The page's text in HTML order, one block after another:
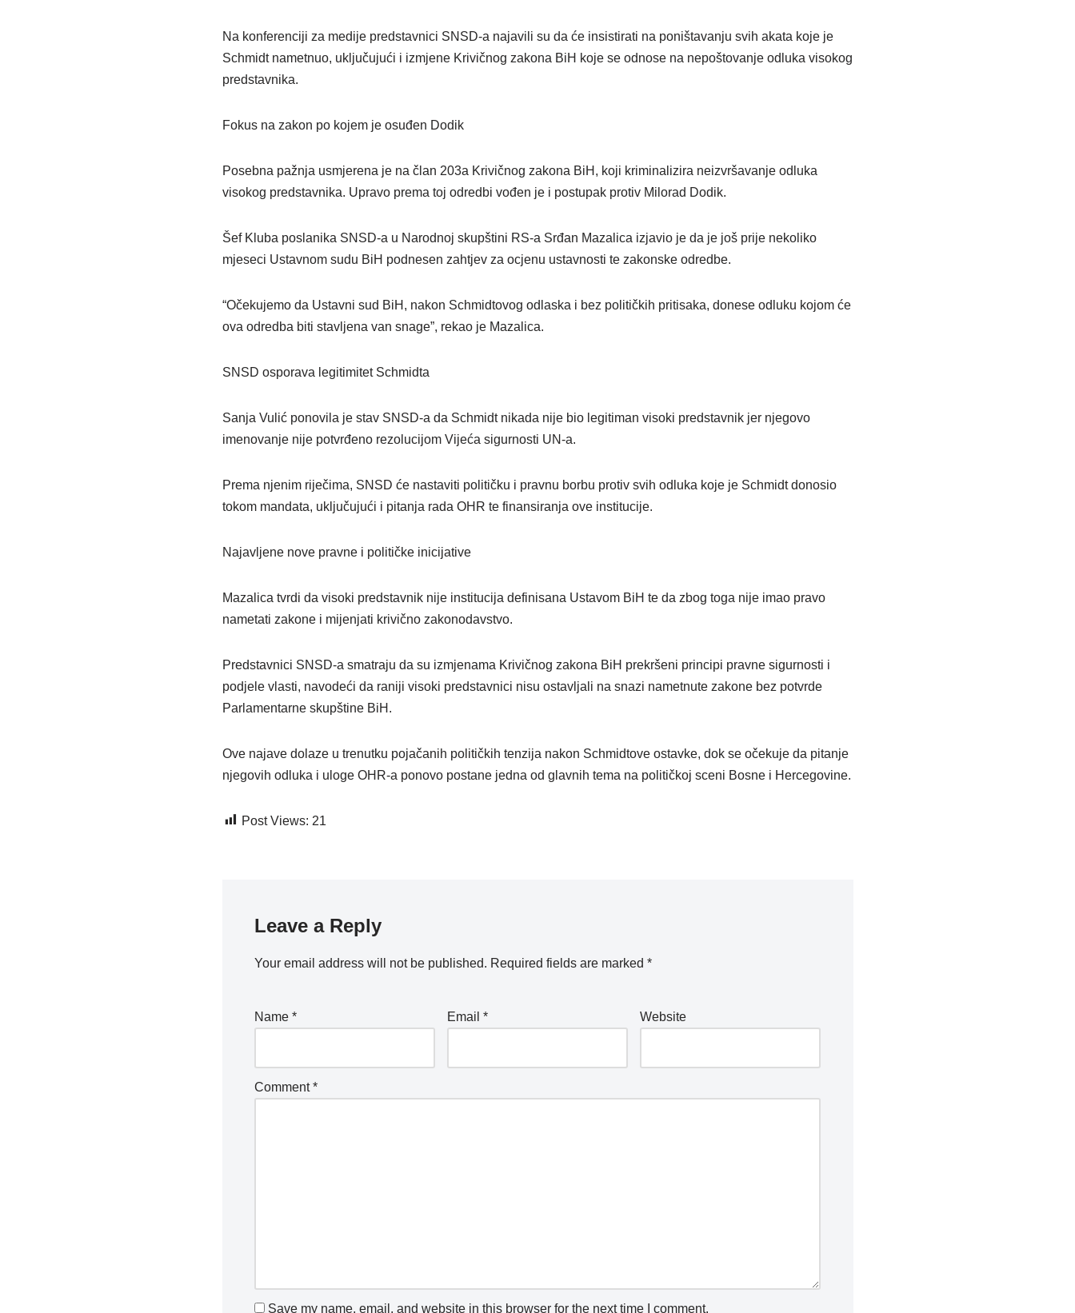
Na konferenciji za medije predstavnici SNSD-a najavili su da će insistirati na poništavanju svih akata koje je
Schmidt nametnuo, uključujući i izmjene Krivičnog zakona BiH koje se odnose na nepoštovanje odluka visokog
predstavnika.
Fokus na zakon po kojem je osuđen Dodik
Posebna pažnja usmjerena je na član 203a Krivičnog zakona BiH, koji kriminalizira neizvršavanje odluka
visokog predstavnika. Upravo prema toj odredbi vođen je i postupak protiv Milorad Dodik.
Šef Kluba poslanika SNSD-a u Narodnoj skupštini RS-a Srđan Mazalica izjavio je da je još prije nekoliko
mjeseci Ustavnom sudu BiH podnesen zahtjev za ocjenu ustavnosti te zakonske odredbe.
“Očekujemo da Ustavni sud BiH, nakon Schmidtovog odlaska i bez političkih pritisaka, donese odluku kojom će
ova odredba biti stavljena van snage”, rekao je Mazalica.
SNSD osporava legitimitet Schmidta
Sanja Vulić ponovila je stav SNSD-a da Schmidt nikada nije bio legitiman visoki predstavnik jer njegovo
imenovanje nije potvrđeno rezolucijom Vijeća sigurnosti UN-a.
Prema njenim riječima, SNSD će nastaviti političku i pravnu borbu protiv svih odluka koje je Schmidt donosio
tokom mandata, uključujući i pitanja rada OHR te finansiranja ove institucije.
Najavljene nove pravne i političke inicijative
Mazalica tvrdi da visoki predstavnik nije institucija definisana Ustavom BiH te da zbog toga nije imao pravo
nametati zakone i mijenjati krivično zakonodavstvo.
Predstavnici SNSD-a smatraju da su izmjenama Krivičnog zakona BiH prekršeni principi pravne sigurnosti i
podjele vlasti, navodeći da raniji visoki predstavnici nisu ostavljali na snazi nametnute zakone bez potvrde
Parlamentarne skupštine BiH.
Ove najave dolaze u trenutku pojačanih političkih tenzija nakon Schmidtove ostavke, dok se očekuje da pitanje
njegovih odluka i uloge OHR-a ponovo postane jedna od glavnih tema na političkoj sceni Bosne i Hercegovine.
Post Views: 21
Leave a Reply
Your email address will not be published. Required fields are marked *
Name * Email * Website
Comment*
Save my name, email, and website in this browser for the next time I comment.